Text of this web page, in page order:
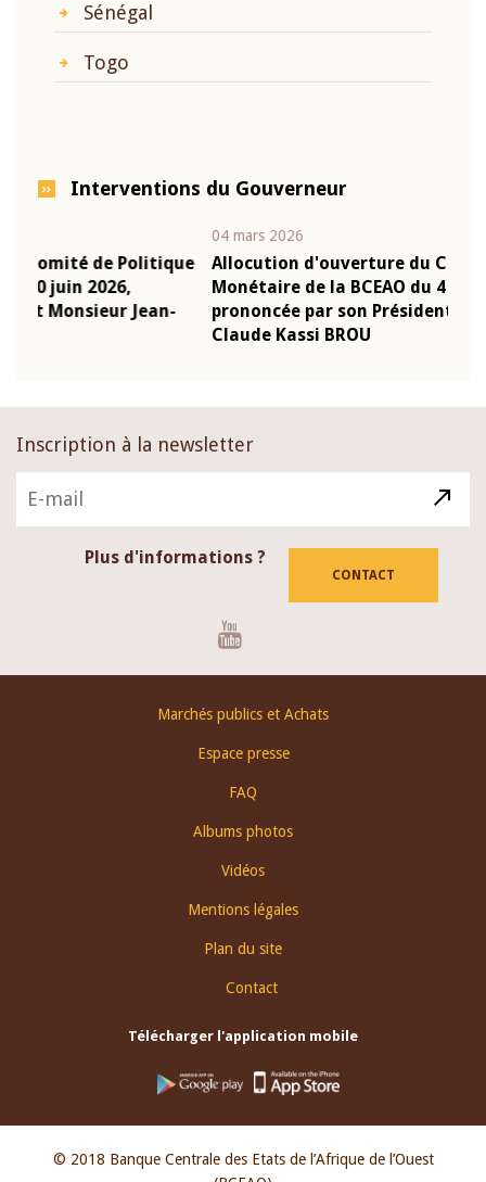
Sénégal
Togo
Interventions du Gouverneur
Allocution d'ouverture du Comité de Politique
Monétaire de la BCEAO du 4 mars 2026,
prononcée par son Président Monsieur Jean-
Inscription à la newsletter
Plus d'informations ?
CONTACT
Marchés publics et Achats
Espace presse
FAQ
Albums photos
Vidéos
Mentions légales
Plan du site
Contact
Télécharger l'application mobile
© 2018 Banque Centrale des Etats de l’Afrique de l’Ouest